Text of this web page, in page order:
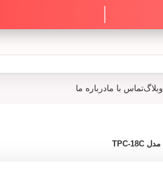
وبلاگتماس با مادرباره ما